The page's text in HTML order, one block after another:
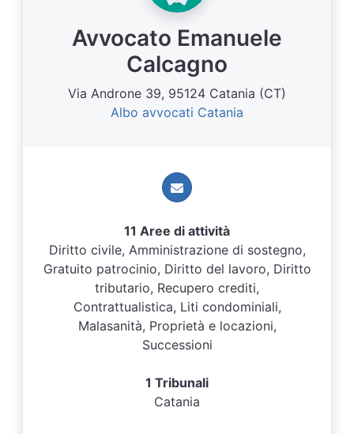
Avvocato Emanuele
Calcagno
Via Androne 39, 95124 Catania (CT)
Albo avvocati Catania
11 Aree di attività
Diritto civile, Amministrazione di sostegno,
Gratuito patrocinio, Diritto del lavoro, Diritto
tributario, Recupero crediti,
Contrattualistica, Liti condominiali,
Malasanità, Proprietà e locazioni,
Successioni
1 Tribunali
Catania